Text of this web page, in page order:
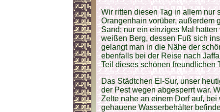
Wir ritten diesen Tag in allem nur
Orangenhain vorüber, außerdem
Sand; nur ein einziges Mal
weißen Berg, dessen Fuß sich
gelangt man in die Nähe der
ebenfalls bei der Reise nach
Teil dieses schönen freundlichen
Das Städtchen El-Sur, unser
der Pest wegen abgesperrt war.
Zelte nahe an einem Dorf auf,
gehauene Wasserbehälter